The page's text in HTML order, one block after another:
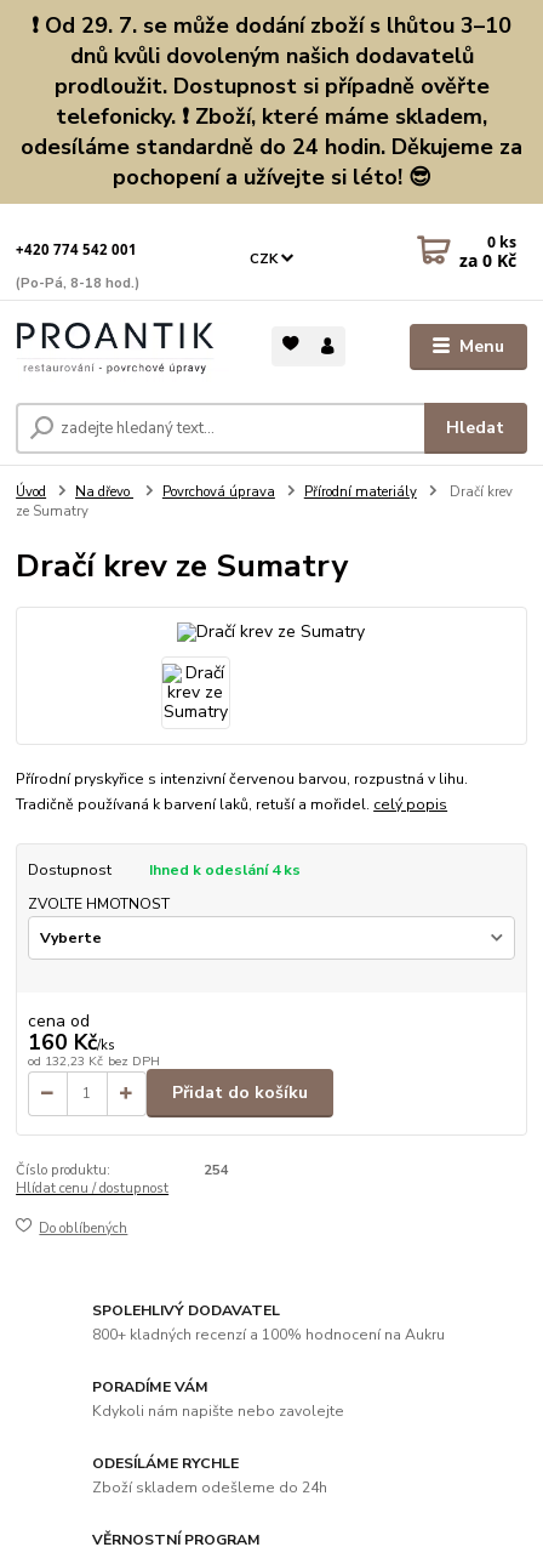
❗ Od 29. 7. se může dodání zboží s lhůtou 3–10
dnů kvůli dovoleným našich dodavatelů
prodloužit. Dostupnost si případně ověřte
telefonicky. ❗ Zboží, které máme skladem,
odesíláme standardně do 24 hodin. Děkujeme za
pochopení a užívejte si léto! 😎
Menu
CZK
Hledat
+420 774 542 001
(Po-Pá, 8-18 hod.)
0 ks
za 0 Kč
Úvod Na dřevo Povrchová úprava Přírodní materiály
Dračí krev
ze Sumatry
Dračí krev ze Sumatry
Přírodní pryskyřice s intenzivní červenou barvou, rozpustná v lihu.
Tradičně používaná k barvení laků, retuší a mořidel. celý popis
Dostupnost
Ihned k odeslání 4 ks
ZVOLTE HMOTNOST
cena od
160 Kč/ks
od 132,23 Kč bez DPH
Přidat do košíku
Číslo produktu:
254
Hlídat cenu / dostupnost
Do oblíbených
SPOLEHLIVÝ DODAVATEL
800+ kladných recenzí a 100% hodnocení na Aukru
PORADÍME VÁM
Kdykoli nám napište nebo zavolejte
ODESÍLÁME RYCHLE
Zboží skladem odešleme do 24h
VĚRNOSTNÍ PROGRAM